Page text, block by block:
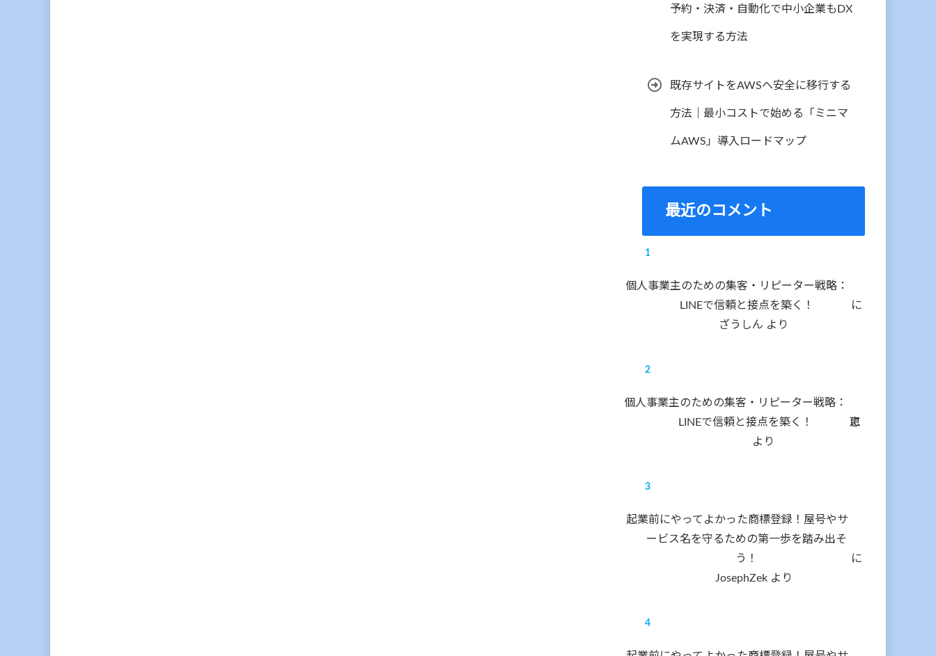
予約・決済・自動化で中小企業もDX
を実現する方法
既存サイトをAWSへ安全に移行する
方法｜最小コストで始める「ミニマ
ムAWS」導入ロードマップ
最近のコメント
個人事業主のための集客・リピーター戦略：
LINEで信頼と接点を築く！
に
ざうしん より
個人事業主のための集客・リピーター戦略：
LINEで信頼と接点を築く！
に
恵
より
起業前にやってよかった商標登録！屋号やサ
ービス名を守るための第一歩を踏み出そ
う！
に
JosephZekより